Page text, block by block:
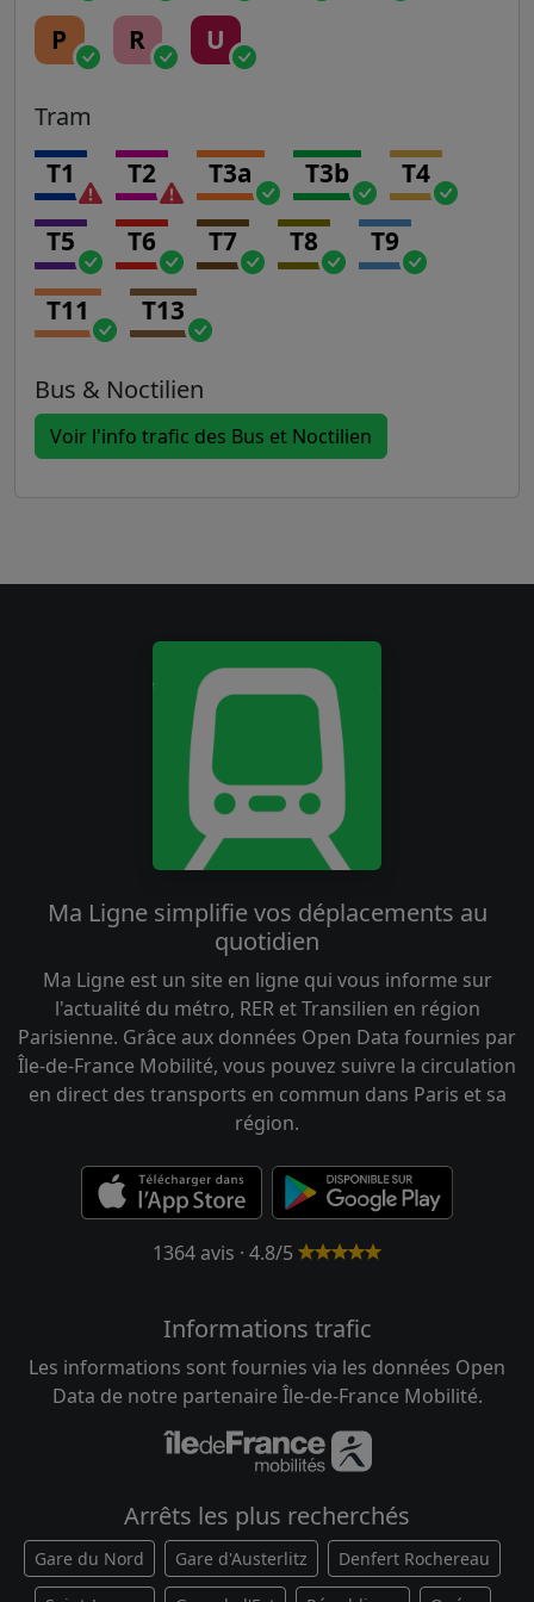
P R U
Tram
T1 T2 T3a T3b T4
T5 T6 T7 T8 T9
T11 T13
Bus & Noctilien
Voir l'info trafic des Bus et Noctilien
Ma Ligne simplifie vos déplacements au
quotidien
Ma Ligne est un site en ligne qui vous informe sur
l'actualité du métro, RER et Transilien en région
Parisienne. Grâce aux données Open Data fournies par
Île-de-France Mobilité, vous pouvez suivre la circulation
en direct des transports en commun dans Paris et sa
région.
1364 avis · 4.8/5
Informations trafic
Les informations sont fournies via les données Open
Data de notre partenaire Île-de-France Mobilité.
Arrêts les plus recherchés
Gare du Nord Gare d'Austerlitz Denfert Rochereau